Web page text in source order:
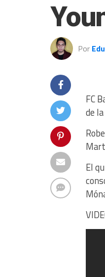
Por
FC
de
El